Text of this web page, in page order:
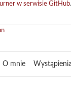
w ser­wi­sie GitHub.
O mnie Wystąpienia